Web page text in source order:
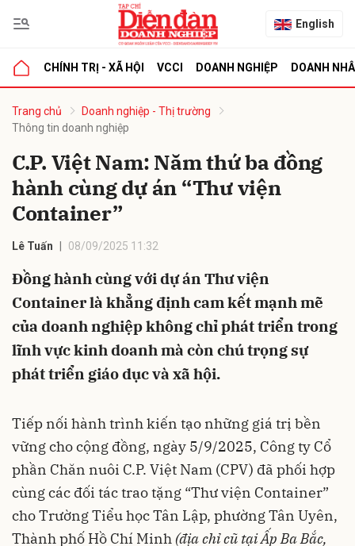
English
CHÍNH TRỊ - XÃ HỘI VCCI DOANH NGHIỆP DOANH
Trang chủ
Doanh nghiệp - Thị trường
Thông tin doanh nghiệp
C.P. Việt Nam: Năm thứ ba đồng
hành cùng dự án “Thư viện
Container”
Lê Tuấn 08/09/2025 11:32
Đồng hành cùng với dự án Thư viện
Container là khẳng định cam kết mạnh mẽ
của doanh nghiệp không chỉ phát triển trong
lĩnh vực kinh doanh mà còn chú trọng sự
phát triển giáo dục và xã hội.
Tiếp nối hành trình kiến tạo những giá trị bền
vững cho cộng đồng, ngày 5/9/2025, Công ty Cổ
phần Chăn nuôi C.P. Việt Nam (CPV) đã phối hợp
cùng các đối tác trao tặng “Thư viện Container”
cho Trường Tiểu học Tân Lập, phường Tân Uyên,
Thành phố Hồ Chí Minh (địa chỉ cũ tại Ấp Ba Bắc,
luận